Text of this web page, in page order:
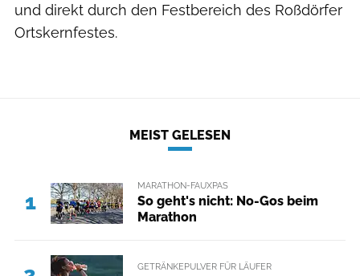
und direkt durch den Festbereich des Roßdörfer
Ortskernfestes.
MEIST GELESEN
1
MARATHON-FAUXPAS
So geht's nicht: No-Gos beim
Marathon
GETRÄNKEPULVER FÜR LÄUFER